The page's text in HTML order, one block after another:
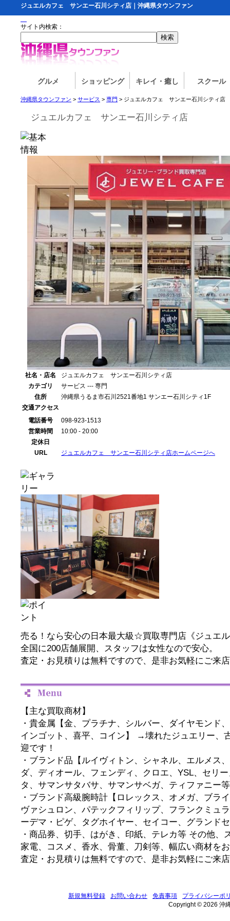
ジュエルカフェ サンエー石川シティ店｜沖縄県タウンファン
サイト内検索：
グルメ ショッピング キレイ・癒し スクール
沖縄県タウンファン > サービス > 専門 > ジュエルカフェ サンエー石川シティ店
ジュエルカフェ サンエー石川シティ店
社名・店名
ジュエルカフェ サンエー石川シティ店
カテゴリ
サービス --- 専門
住所
沖縄県うるま市石川2521番地1 サンエー石川シティ1F
交通アクセス
電話番号
098-923-1513
営業時間
10:00 - 20:00
定休日
URL
ジュエルカフェ サンエー石川シティ店ホームページへ
売る！なら安心の日本最大級☆買取専門店《ジュエ
全国に200店舗展開、スタッフは女性なので安心。
査定・お見積りは無料ですので、是非お気軽にご来
【主な買取商材】
・貴金属【金、プラチナ、シルバー、ダイヤモンド
インゴット、喜平、コイン】 →壊れたジュエリー、
迎です！
・ブランド品【ルイヴィトン、シャネル、エルメス
ダ、ディオール、フェンディ、クロエ、YSL、セリ
タ、サマンサタバサ、サマンサベガ、ティファニー
・ブランド高級腕時計【ロレックス、オメガ、ブラ
ヴァシュロン、パテックフィリップ、フランクミュ
ーデマ・ピゲ、タグホイヤー、セイコー、グランド
・商品券、切手、はがき、印紙、テレカ等 その他、
家電、コスメ、香水、骨董、刀剣等、幅広い商材を
査定・お見積りは無料ですので、是非お気軽にご来
新規無料登録 お問い合わせ 免責事項
プライバシーポ
Copyright © 2026 沖